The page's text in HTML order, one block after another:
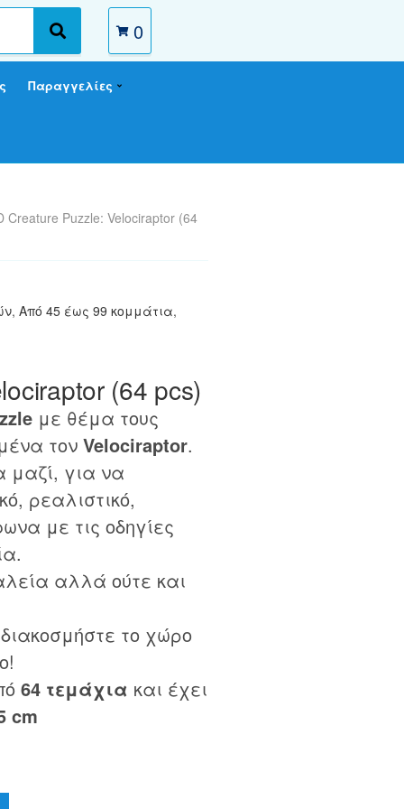
S
e
r
0
Παραγγελίες
Creature Puzzle: Velociraptor (64
,Από 45 έως 99 κομμάτια,
(64 pcs)
με θέμα τους
τον Velociraptor.
μαζί, για να
ρεαλιστικό,
με τις οδηγίες
αλλά ούτε και
το χώρο
64 τεμάχια και έχει
cm